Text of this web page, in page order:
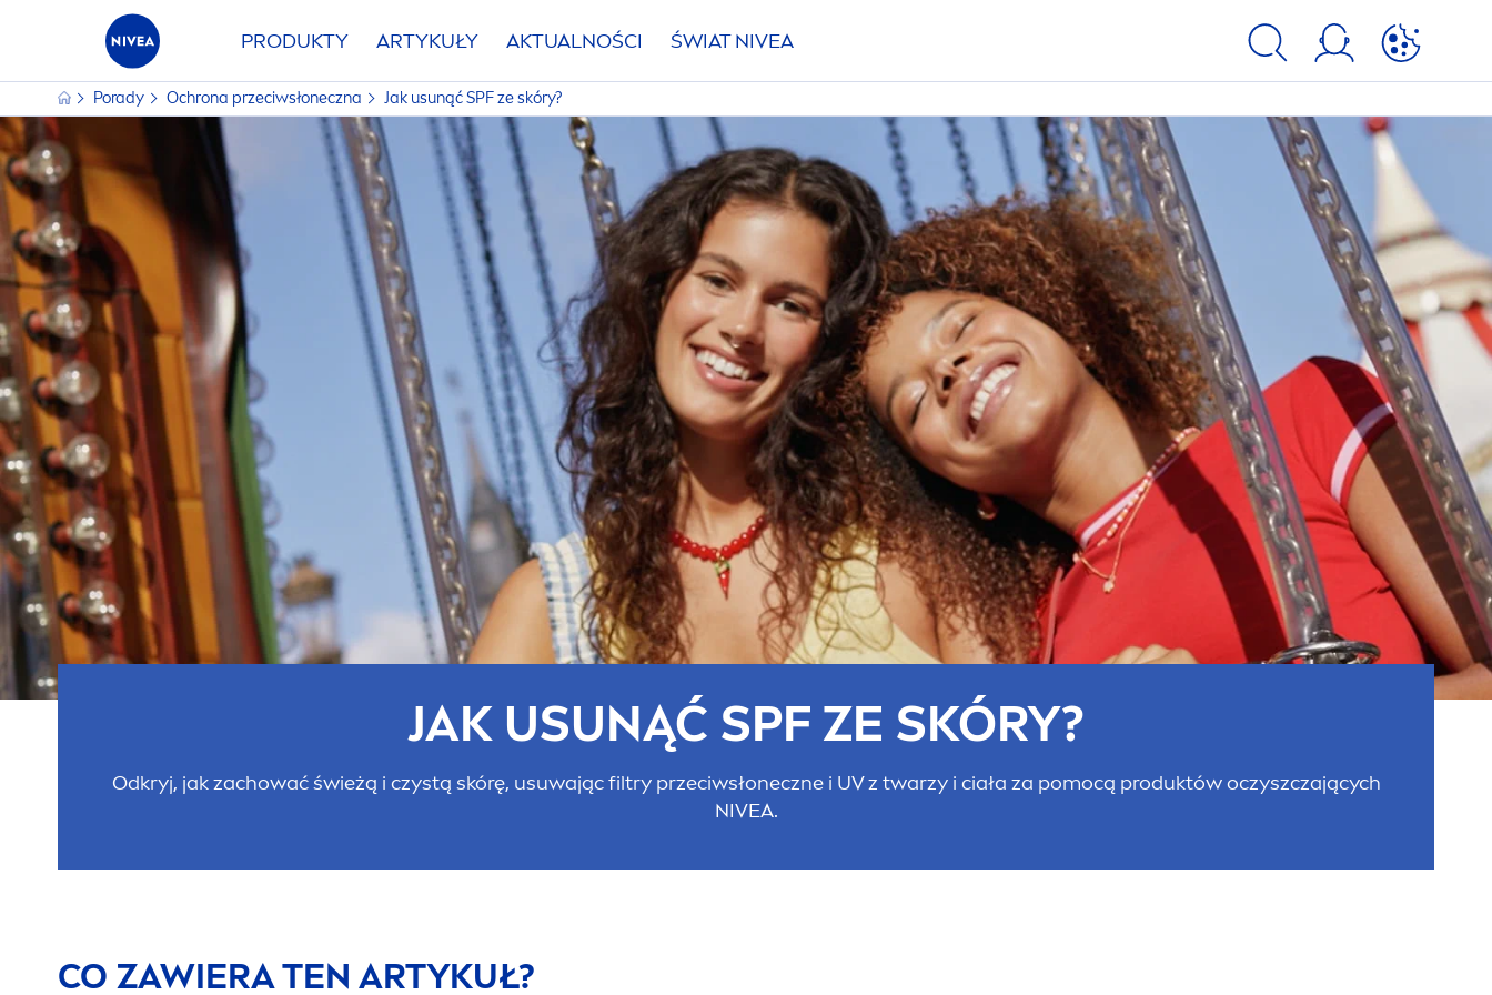
PRODUKTY ARTYKUŁY AKTUALNOŚCI ŚWIATNIVEA
Porady Ochrona przeciwsłoneczna Jak usunąć SPF ze skóry?
JAK USUNĄĆ SPF ZE SKÓRY?
Odkryj, jak zachować świeżą i czystą skórę, usuwając filtry przeciwsłoneczne i UV z twarzy i ciała za pomocą produktów oczyszczających
NIVEA.
CO ZAWIERA TEN ARTYKUŁ?